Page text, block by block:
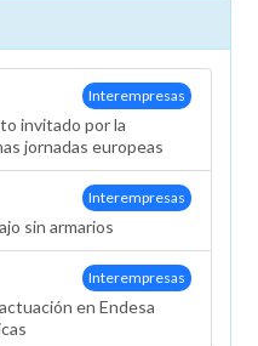
Interempresas
invitado por la
jornadas europeas
Interempresas
sin armarios
Interempresas
en Endesa